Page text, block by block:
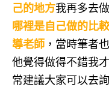
己的地方我再多去
哪裡是自己做的比
導老師 ，當時筆者
他覺得做得不錯我
常建議大家可以去